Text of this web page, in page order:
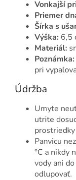
Vonkajší
Priemer
Šírka s
Výška: 6,5
Materiál:
Poznámka:
pri
Údržba
Umyte
utrite
Panvicu
°C a nikdy
vody ani
odlupovať.